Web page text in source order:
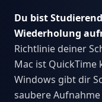
Du bist
Wiederholung
Richtlinie deiner
Mac ist QuickTime
Windows gibt dir
saubere